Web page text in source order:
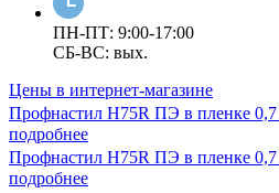
ПН-ПТ: 9:00-17:00
СБ-ВС: вых.
Цены в интернет-магазине
Профнастил Н75R ПЭ в пленке
подробнее
Профнастил Н75R ПЭ в пленке
подробнее